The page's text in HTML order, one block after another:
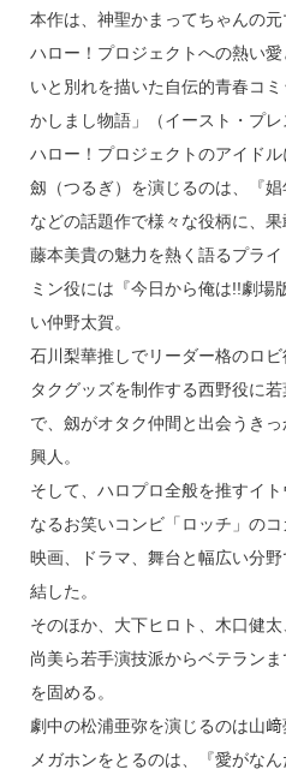
本作は、神聖かまってちゃんの
ハロー！プロジェクトへの熱い
いと別れを描いた自伝的青春コ
かしまし物語」（イースト・プレ
ハロー！プロジェクトのアイド
劔（つるぎ）を演じるのは、『
などの話題作で様々な役柄に、果
藤本美貴の魅力を熱く語るプラ
ミン役には『今日から俺は!!劇場
い仲野太賀。
石川梨華推しでリーダー格のロ
タクグッズを制作する西野役に
で、劔がオタク仲間と出会うき
興人。
そして、ハロプロ全般を推すイ
なるお笑いコンビ「ロッチ」のコ
映画、ドラマ、舞台と幅広い分
結した。
そのほか、大下ヒロト、木口健
尚美ら若手演技派からベテラン
を固める。
劇中の松浦亜弥を演じるのは山﨑
メガホンをとるのは、『愛がな